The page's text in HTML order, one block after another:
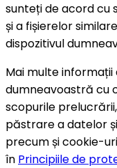
sunteți de acord cu
și a fișierelor
dispozitivul
Mai multe
dumneavoastră cu
scopurile
păstrare a datelor
precum și cookie-
în Principiile de